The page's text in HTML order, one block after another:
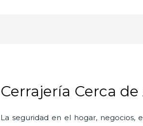
Cerrajería Cerca
La seguridad en el hogar, negocios,